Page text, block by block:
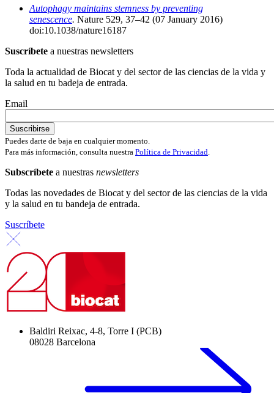
Autophagy maintains stemness by preventing
senescence. Nature 529, 37–42 (07 January 2016)
doi:10.1038/nature16187
Suscríbete a nuestras newsletters
Toda la actualidad de Biocat y del sector de las ciencias de la vida y
la salud en tu badeja de entrada.
Email
Puedes darte de baja en cualquier momento.
Para más información, consulta nuestra Política de Privacidad
Subscríbete a nuestras newsletters
Todas las novedades de Biocat y del sector de las ciencias de la vida
y la salud en tu bandeja de entrada.
Suscríbete
Baldiri Reixac, 4-8, Torre I (PCB)
08028 Barcelona